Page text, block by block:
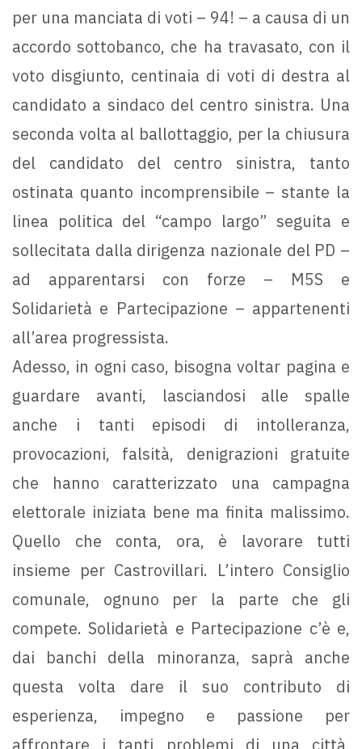
per una manciata di voti – 94! – a causa di un
accordo sottobanco, che ha travasato, con il
voto disgiunto, centinaia di voti di destra al
candidato a sindaco del centro sinistra. Una
seconda volta al ballottaggio, per la chiusura
del candidato del centro sinistra, tanto
ostinata quanto incomprensibile – stante la
linea politica del “campo largo” seguita e
sollecitata dalla dirigenza nazionale del PD –
ad apparentarsi con forze – M5S e
Solidarietà e Partecipazione – appartenenti
all’area progressista.
Adesso, in ogni caso, bisogna voltar pagina e
guardare avanti, lasciandosi alle spalle
anche i tanti episodi di intolleranza,
provocazioni, falsità, denigrazioni gratuite
che hanno caratterizzato una campagna
elettorale iniziata bene ma finita malissimo.
Quello che conta, ora, è lavorare tutti
insieme per Castrovillari. L’intero Consiglio
comunale, ognuno per la parte che gli
compete. Solidarietà e Partecipazione c’è e,
dai banchi della minoranza, saprà anche
questa volta dare il suo contributo di
esperienza, impegno e passione per